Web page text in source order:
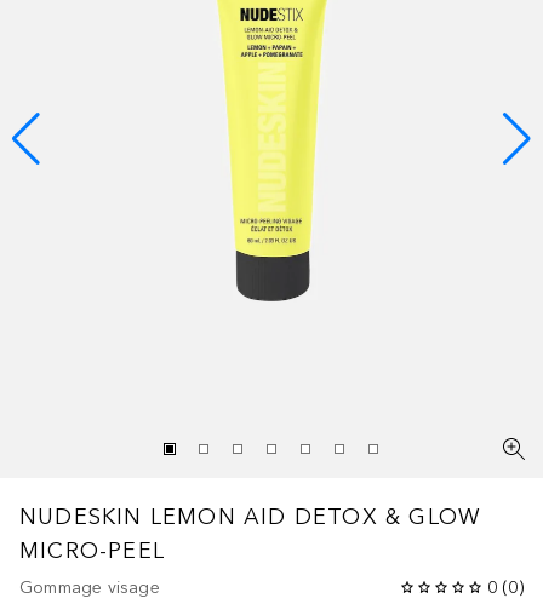
NUDESKIN LEMON AID DETOX & GLOW
MICRO-PEEL
Gommage visage 0 (0)